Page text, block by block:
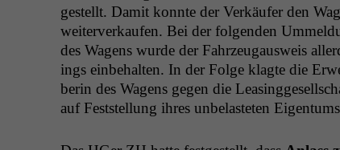
gestellt. Damit kon­nte der Verkäufer den
weit­er­verkaufen. Bei der fol­gen­den
des Wagens wurde der Fahrzeu­gausweis
ings ein­be­hal­ten. In der Folge klagte die
berin des Wagens gegen die
auf Fest­stel­lung ihres unbe­lasteten